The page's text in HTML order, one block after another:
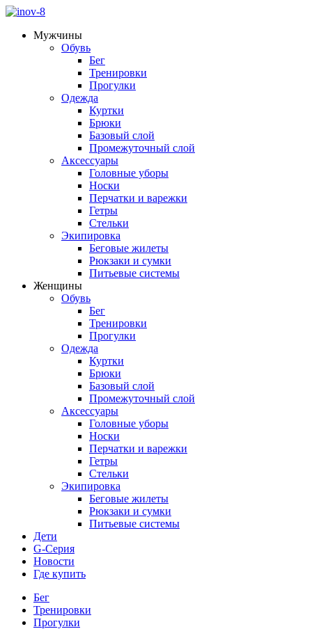
Мужчины
Обувь
Бег
Тренировки
Прогулки
Одежда
Куртки
Брюки
Базовый слой
Промежуточный слой
Аксессуары
Головные уборы
Носки
Перчатки и варежки
Гетры
Стельки
Экипировка
Беговые жилеты
Рюкзаки и сумки
Питьевые системы
Женщины
Обувь
Бег
Тренировки
Прогулки
Одежда
Куртки
Брюки
Базовый слой
Промежуточный слой
Аксессуары
Головные уборы
Носки
Перчатки и варежки
Гетры
Стельки
Экипировка
Беговые жилеты
Рюкзаки и сумки
Питьевые системы
Дети
G-Серия
Новости
Где купить
Бег
Тренировки
Прогулки